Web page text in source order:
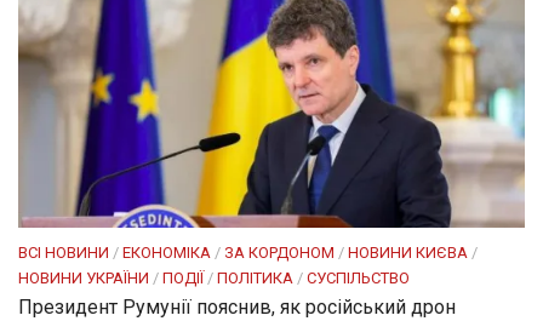
ВСІ НОВИНИ / ЕКОНОМІКА / ЗА КОРДОНОМ / НОВИНИ КИЄВА /
НОВИНИ УКРАЇНИ / ПОДІЇ / ПОЛІТИКА / СУСПІЛЬСТВО
Президент Румунії пояснив, як російський дрон